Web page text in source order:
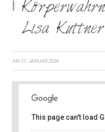
Lisa Kuttner
AM 17. JANUAR 2024
This page can't load